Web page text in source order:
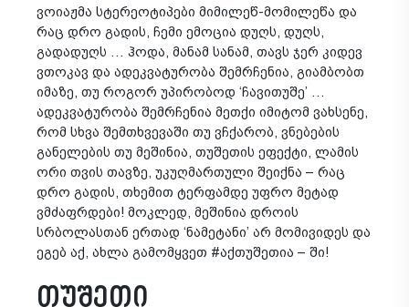
ვოიაჟმა სტერეოტიპები მიმილეწ-მომილეწა და
რაც დრო გადის, ჩემი ემოცია დუღს, დუღს,
გადადუღს … ჰოდა, მანამ სანამ, თავს ჯერ კიდევ
ვთოკავ და ადეკვატურობა შემრჩენია, გიამბობთ
იმაზე, თუ როგორ უპირობოდ ‘ჩავითუშე’ …
ადეკვატურობა შემრჩენია მეთქი იმიტომ ვახსენე,
რომ სხვა შემთხვევაში თუ ვჩქარობ, ვნებების
განელების თუ მეშინია, თუშეთის ეფექტი, ლამის
ორი თვის თავზე, უკუღმართული შეიქნა – რაც
დრო გადის, თხემით ტერფამდე უფრო მეტად
ვმძაფრდები! მოკლედ, მეშინია დროის
სრბოლასთან ერთად ‘ნამეტანი’ არ მომივიდეს და
ეგებ აქ, ახლა გამომყვეთ #აქთუშეთია – ში!
თუშეთი